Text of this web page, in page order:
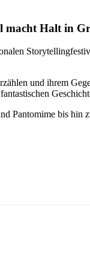
macht Halt in
und ihrem
Pantomime bis